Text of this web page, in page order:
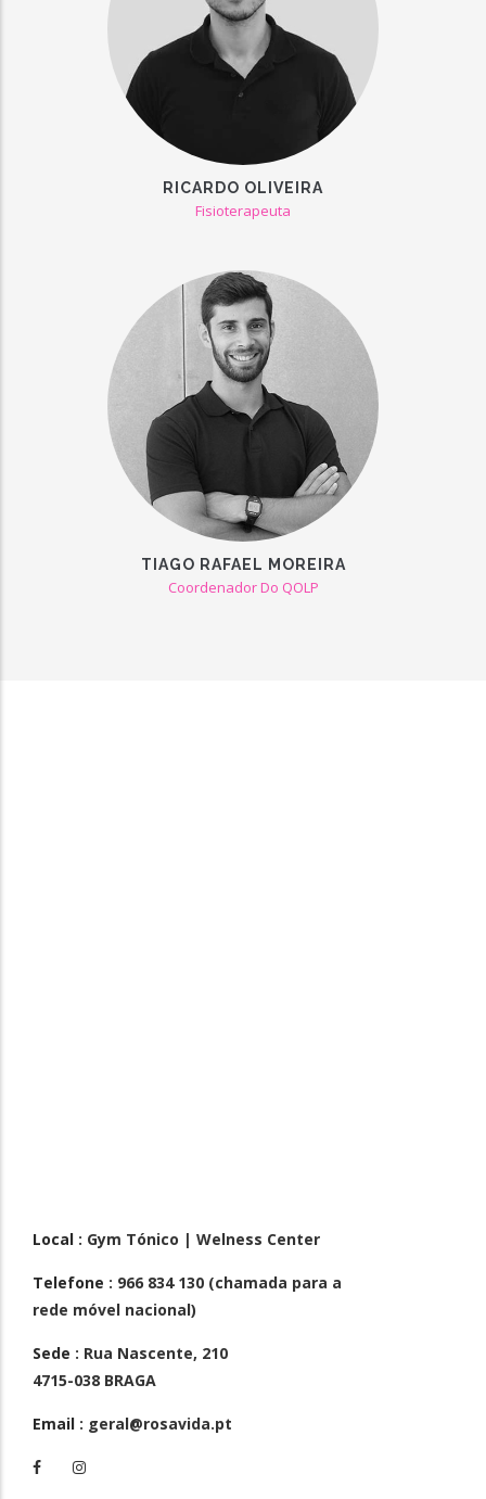
RICARDO OLIVEIRA
Fisioterapeuta
TIAGO RAFAEL MOREIRA
Coordenador Do QOLP
Local : Gym Tónico | Welness Center
Telefone : 966 834 130 (chamada para a
rede móvel nacional)
Sede : Rua Nascente, 210
4715-038 BRAGA
Email : geral@rosavida.pt